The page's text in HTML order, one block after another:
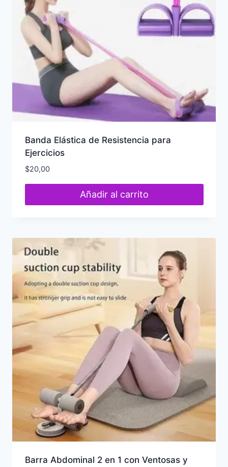
Banda Elástica de Resistencia para
Ejercicios
$20,00
Añadir al carrito
Barra Abdominal 2 en 1 con Ventosas y